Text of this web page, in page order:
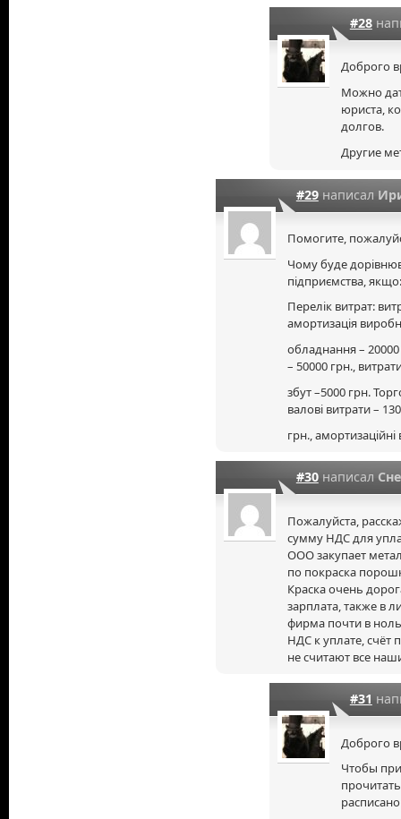
#28
Доброго
Можно
юриста,
долгов.
Другие
#29написал
Помогите,
Чому буде
підприємства, якщо:
Перелік витрат:
амортизація
обладнання –
– 50000 грн.,
збут –5000 грн.
валові витрати –
грн.,
#30написал
Пожалуйста,
сумму НДС для
ООО закупает
по покраска
Краска очень
зарплата, также в
фирма почти в
НДС к уплате, счёт
не считают все
#31
Доброго
Чтобы